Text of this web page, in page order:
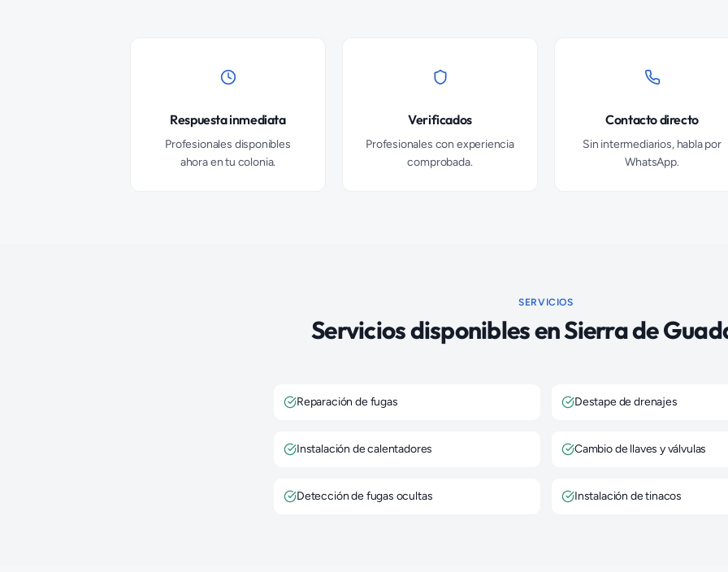
Respuesta inmediata
Profesionales disponibles
ahora en tu colonia.
Verificados
Profesionales con experiencia
comprobada.
Contacto directo
Sin intermediarios, habla por
WhatsApp.
SERVICIOS
Servicios disponibles enSierra de
Reparación de fugas Destape de drenajes
Instalación de calentadores Cambio de llaves y válvulas
Detección de fugas ocultas Instalación de tinacos